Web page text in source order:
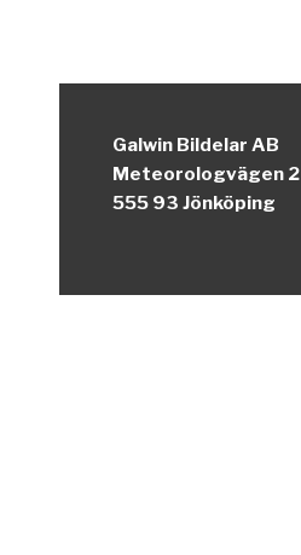
Galwin Bildelar AB
Meteorologvägen 2
555 93 Jönköping